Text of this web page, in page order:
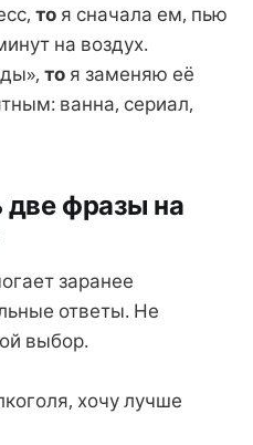
то я сначала ем, пью
на воздух.
то я заменяю её
ванна, сериал,
две фразы на
заранее
ответы. Не
выбор.
хочу лучше